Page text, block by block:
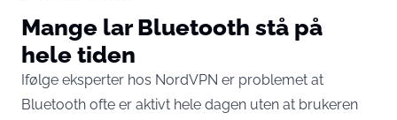
Mange lar Bluetooth stå på
hele tiden
Ifølge eksperter hos NordVPN er problemet at
Bluetooth ofte er aktivt hele dagen uten at brukeren